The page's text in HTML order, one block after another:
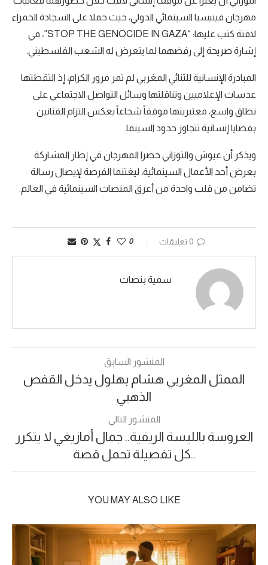
مهرجان فينيسيا السينمائي الدولي، حيث حملا على السجادة الحمراء
لافتة كتب عليها: “STOP THE GENOCIDE IN GAZA”، في
إشارة صريحة إلى رفضهما لما يتعرض له الشعب الفلسطيني.
المبادرة الإنسانية للثنائي المغربي لم تمر مرور الكرام، إذ التقطتها
عدسات الإعلاميين وتناقلتها وسائل التواصل الاجتماعي على
نطاق واسع، معتبرينها موقفاً شجاعاً يعكس التزام الفنانين
بقضايا إنسانية تتجاوز حدود السينما.
ويذكر أن عيوش والتوزاني حضرا المهرجان في إطار المشاركة
بعرض أحد الأعمال السينمائية، ليغتنما الفرصة لإيصال رسالة
تضامن من قلب واحدة من أعرق المنصات السينمائية في العالم.
0 تعليقات 0
سمية بنصات
المنشور السابق
الممثل المغربي هشام بهلول يدخل القفص
الذهبي
المنشور التالي
العروسة باللبسة الريفية.. جمال أمازيغي لا يتكرر
..كل تفصيلة تحمل قصة
YOU MAY ALSO LIKE